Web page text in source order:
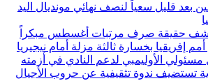
بعد قليل سعياً لنصف نهائي مونديال اليد
تكشف حقيقة صرف مرتبات أغسطس مبكراً
إفريقيا بخسارة ثالثة مزلة أمام نيجيريا
الأوليمبي لدعم النادي في أزمته
تستضيف ندوة تثقيفية عن حروب الأجيال